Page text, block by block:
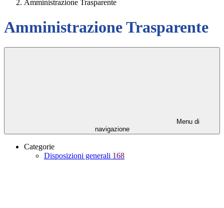
Amministrazione Trasparente
Amministrazione Trasparente
Menu di
navigazione
Categorie
Disposizioni generali 168